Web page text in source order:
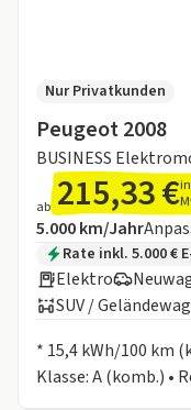
Peugeot 2008
BUSINESS
Nur Privatkunden
ab 215,33 €
Angebotsdetails:
Inklusive
5.000 km/Jahr
Zusätzliche
Rate inkl. 5.000 €
Elektro
SUV /
* 15,4 kWh/100 km
Klasse: A (komb.) •